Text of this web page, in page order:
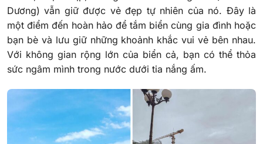
Dương) vẫn giữ được vẻ đẹp tự nhiên của nó. Đây là
một điểm đến hoàn hảo để tắm biển cùng gia đình hoặc
bạn bè và lưu giữ những khoảnh khắc vui vẻ bên nhau.
Với không gian rộng lớn của biển cả, bạn có thể thỏa
sức ngâm mình trong nước dưới tia nắng ấm.